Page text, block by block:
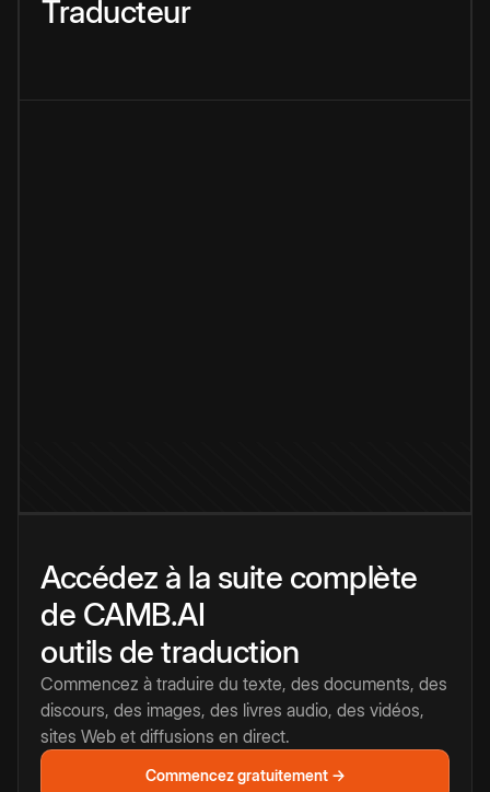
Traducteur
Accédez à la suite complète
de CAMB.AI
outils de traduction
Commencez à traduire du texte, des documents, des
discours, des images, des livres audio, des vidéos,
sites Web et diffusions en direct.
Commencez gratuitement →